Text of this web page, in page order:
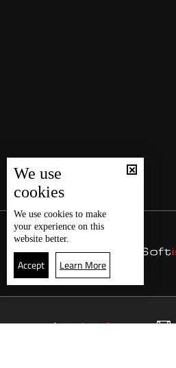
We use
cookies
We use cookies to make
your experience on this
website better.
Accept Learn More
الجدول البث المباشر